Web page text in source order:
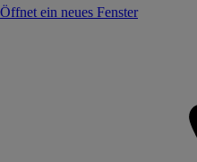
Öffnet ein neues Fenster